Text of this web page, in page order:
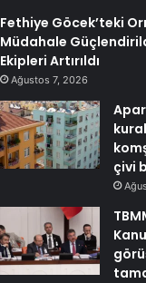
Fethiye Göcek’teki
Müdahale
Ekipleri Artırıldı
Ağustos 7, 2026
çivi